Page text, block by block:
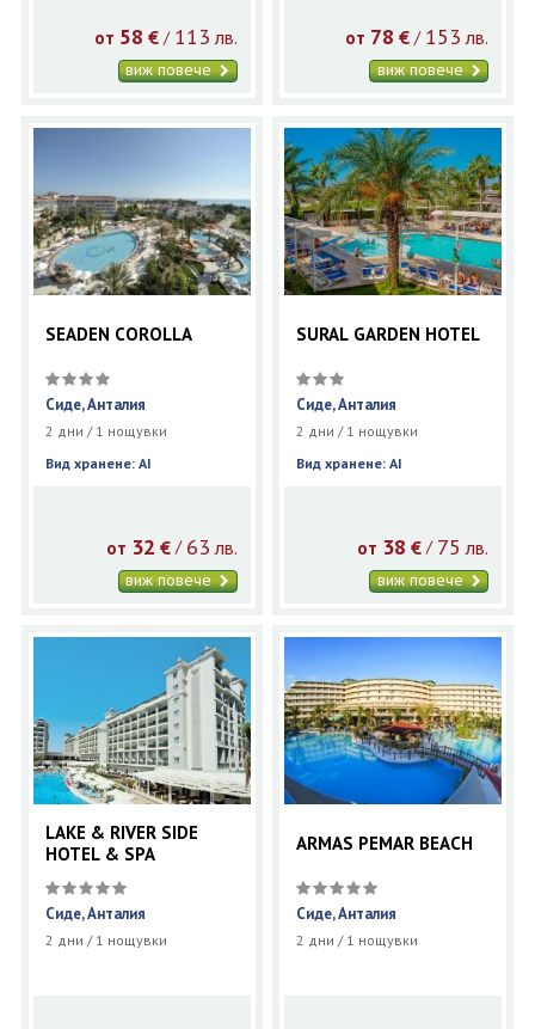
от 58 €/ 113 лв.
виж повече
от 78 € / 153 лв.
виж повече
SEADEN COROLLA
Сиде, Анталия
2 дни / 1 нощувки
Вид хранене: AI
от 32 €/ 63 лв.
виж повече
SURAL GARDEN HOTEL
Сиде, Анталия
2 дни / 1 нощувки
Вид хранене: AI
от 38 € / 75 лв.
виж повече
LAKE & RIVER SIDE
HOTEL & SPA
Сиде, Анталия
2 дни / 1 нощувки
ARMAS PEMAR BEACH
Сиде, Анталия
2 дни / 1 нощувки